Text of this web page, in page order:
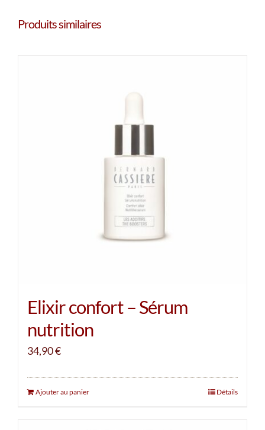
Produits similaires
Elixir confort – Sérum
nutrition
34,90€
Ajouter au panier Détails